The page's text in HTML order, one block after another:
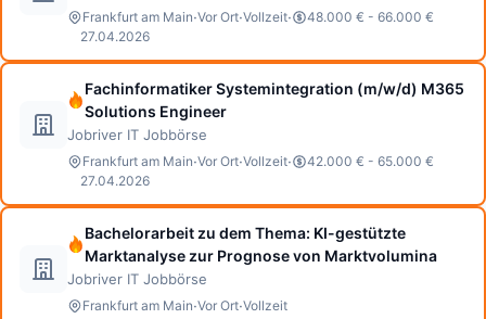
Frankfurt am Main·Vor Ort·Vollzeit·
48.000 € - 66.000 €
27.04.2026
Fachinformatiker Systemintegration (m/w/d) M365
Solutions Engineer
Jobriver IT Jobbörse
Frankfurt am Main·Vor Ort·Vollzeit·
42.000 € - 65.000 €
27.04.2026
Bachelorarbeit zu dem Thema: KI-gestützte
Marktanalyse zur Prognose von Marktvolumina
Jobriver IT Jobbörse
Frankfurt am Main·Vor Ort·Vollzeit